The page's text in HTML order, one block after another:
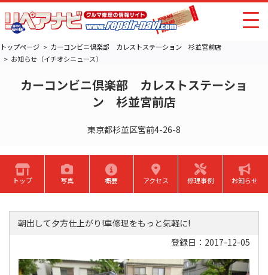
トップページ
カーコンビニ倶楽部 カレストステーション 杉並宮前店
お知らせ（イチオシニュース）
カーコンビニ倶楽部 カレストステーショ
ン 杉並宮前店
東京都杉並区宮前4-26-8
トップ 写真 概要 アクセス 修理事例 お知らせ
朝出して夕方仕上がり!車修理をもっと気軽に!
登録日：2017-12-05